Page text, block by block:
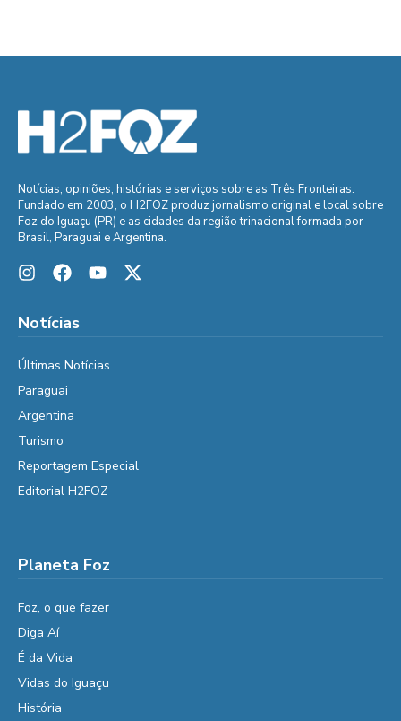
Notícias, opiniões, histórias e serviços sobre as Três Fronteiras.
Fundado em 2003, o H2FOZ produz jornalismo original e local sobre
Foz do Iguaçu (PR) e as cidades da região trinacional formada por
Brasil, Paraguai e Argentina.
Notícias
Últimas Notícias
Paraguai
Argentina
Turismo
Reportagem Especial
Editorial H2FOZ
Planeta Foz
Foz, o que fazer
Diga Aí
É da Vida
Vidas do Iguaçu
História